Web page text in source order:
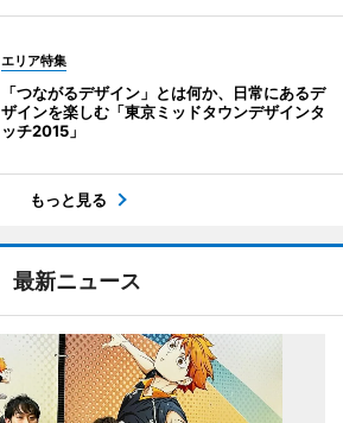
エリア特集
「つながるデザイン」とは何か、日常にあるデ
ザインを楽しむ「東京ミッドタウンデザインタ
ッチ2015」
もっと見る
最新ニュース